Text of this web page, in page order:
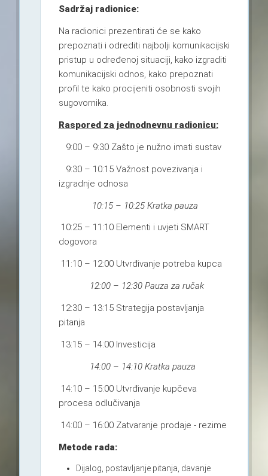
Sadržaj radionice:
Na radionici prezentirati će se kako
prepoznati i odrediti najbolji komunikacijski
pristup u određenoj situaciji, kako izgraditi
komunikacijski odnos, kako prepoznati
profil te kako procijeniti osobnosti svojih
sugovornika.
Raspored za jednodnevnu radionicu:
9:00 – 9:30 Zašto je nužno imati sustav
9:30 – 10:15 Važnost povezivanja i
izgradnje odnosa
10:15 – 10:25 Kratka pauza
10:25 – 11:10 Elementi i uvjeti SMART
dogovora
11:10 – 12:00 Utvrđivanje potreba kupca
12:00 – 12:30 Pauza za ručak
12:30 – 13:15 Strategija postavljanja
pitanja
13:15 – 14:00 Investicija
14:00 – 14:10 Kratka pauza
14:10 – 15:00 Utvrđivanje kupčeva
procesa odlučivanja
14:00 – 16:00 Zatvaranje prodaje - rezime
Metode rada:
Dijalog, postavljanje pitanja, davanje